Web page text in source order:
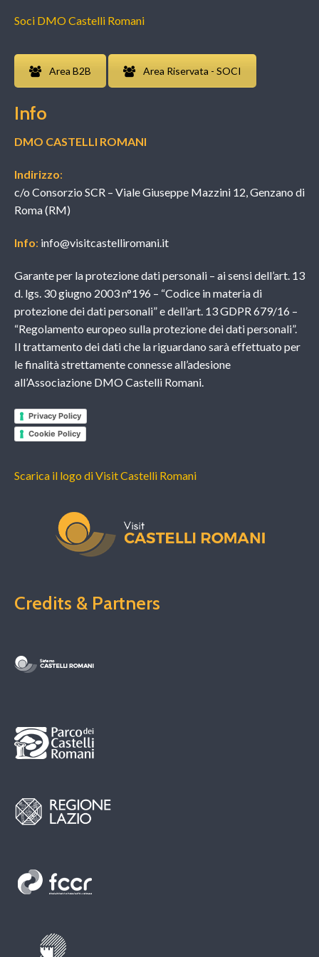
Soci DMO Castelli Romani
Area B2B Area Riservata - SOCI
Info
DMO CASTELLI ROMANI
Indirizzo:
c/o Consorzio SCR – Viale Giuseppe Mazzini 12, Genzano di
Roma (RM)
Info: info@visitcastelliromani.it
Garante per la protezione dati personali – ai sensi dell’art. 13
d. lgs. 30 giugno 2003 n°196 – “Codice in materia di
protezione dei dati personali” e dell’art. 13 GDPR 679/16 –
“Regolamento europeo sulla protezione dei dati personali”.
Il trattamento dei dati che la riguardano sarà effettuato per
le finalità strettamente connesse all’adesione
all’Associazione DMO Castelli Romani.
Privacy Policy
Cookie Policy
Scarica il logo di Visit Castelli Romani
Credits & Partners